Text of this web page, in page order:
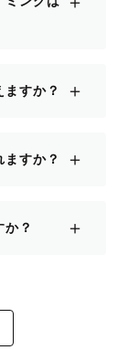
すか？ ＋
すか？ ＋
？ ＋